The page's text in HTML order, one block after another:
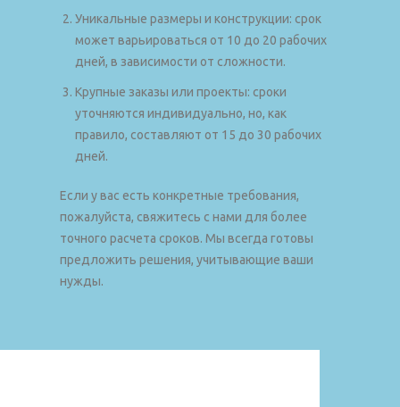
Уникальные размеры и конструкции: срок
может варьироваться от 10 до 20 рабочих
дней, в зависимости от сложности.
Крупные заказы или проекты: сроки
уточняются индивидуально, но, как
правило, составляют от 15 до 30 рабочих
дней.
Если у вас есть конкретные требования,
пожалуйста, свяжитесь с нами для более
точного расчета сроков. Мы всегда готовы
предложить решения, учитывающие ваши
нужды.